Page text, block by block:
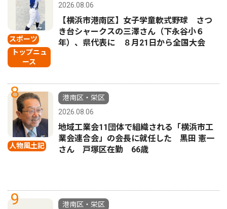
スポーツ
トップニュ
ース
2026.08.06
【横浜市港南区】女子学童軟式野球 さつ
き台シャークスの三澤さん（下永谷小６
年）、県代表に ８月21日から全国大会
8
人物風土記
港南区・栄区
2026.08.06
地域工業会11団体で組織される「横浜市工
業会連合会」の会長に就任した 黒田 憲一
さん 戸塚区在勤 66歳
9
港南区・栄区